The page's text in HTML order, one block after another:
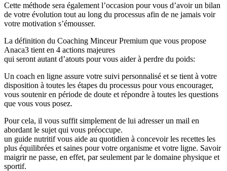
Cette méthode sera également l’occasion pour vous d’avoir un bilan
de votre évolution tout au long du processus afin de ne jamais voir
votre motivation s’émousser.
La définition du Coaching Minceur Premium que vous propose
Anaca3 tient en 4 actions majeures
qui seront autant d’atouts pour vous aider à perdre du poids:
Un coach en ligne assure votre suivi personnalisé et se tient à votre
disposition à toutes les étapes du processus pour vous encourager,
vous soutenir en période de doute et répondre à toutes les questions
que vous vous posez.
Pour cela, il vous suffit simplement de lui adresser un mail en
abordant le sujet qui vous préoccupe.
un guide nutritif vous aide au quotidien à concevoir les recettes les
plus équilibrées et saines pour votre organisme et votre ligne. Savoir
maigrir ne passe, en effet, par seulement par le domaine physique et
sportif.